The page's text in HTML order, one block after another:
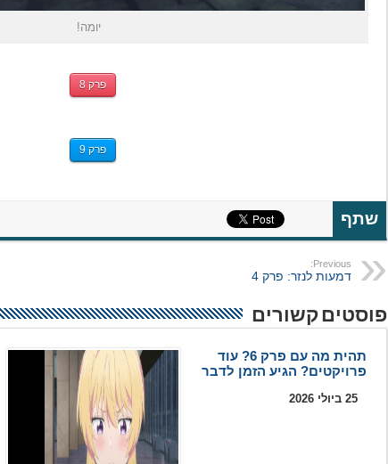
יומה!
פרק 8
פרק 9
שתף
Previous:
דמעות לנזר: פרק 4
פוסטים קשורים
תהית מה עם פרק 6? עוד
פרויקטים? הגיע הזמן לדבר
25 ביולי 2026